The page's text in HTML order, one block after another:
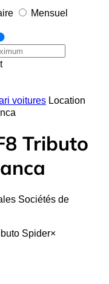
Mensuel
voitures Location
Tributo
Sociétés de
Spider×